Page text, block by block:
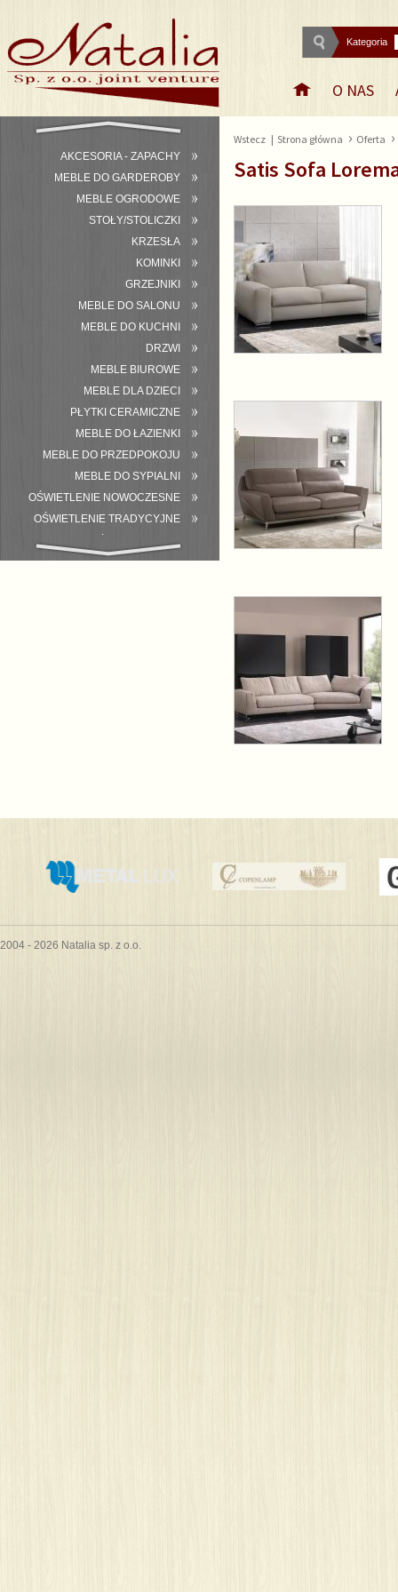
Kategoria
O NAS
AKCESORIA - ZAPACHY
MEBLE DO GARDEROBY
MEBLE OGRODOWE
STOŁY/STOLICZKI
KRZESŁA
KOMINKI
GRZEJNIKI
MEBLE DO SALONU
MEBLE DO KUCHNI
DRZWI
MEBLE BIUROWE
MEBLE DLA DZIECI
PŁYTKI CERAMICZNE
MEBLE DO ŁAZIENKI
MEBLE DO PRZEDPOKOJU
MEBLE DO SYPIALNI
OŚWIETLENIE NOWOCZESNE
OŚWIETLENIE TRADYCYJNE
Wstecz | Strona główna › Oferta ›
Satis Sofa
2004 - 2026 Natalia sp. z o.o.